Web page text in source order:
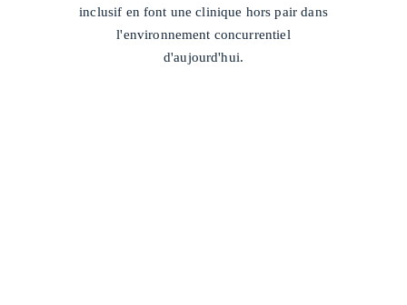
inclusif en font une clinique hors pair dans
l'environnement concurrentiel
d'aujourd'hui.